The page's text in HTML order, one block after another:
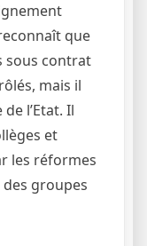
que
sous contrat
mais il
l’Etat. Il
et
les réformes
groupes